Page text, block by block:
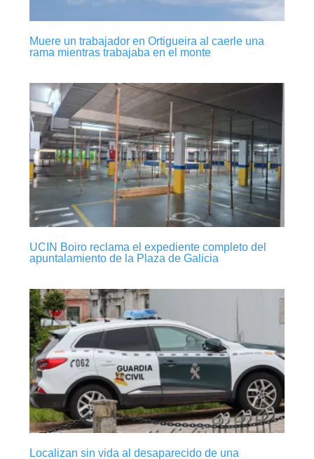
Muere un trabajador en Ortigueira al caerle una
rama mientras trabajaba en el monte
UCIN Boiro reclama el expediente completo del
apuntalamiento de la Plaza de Galicia
Localizan sin vida al desaparecido de una